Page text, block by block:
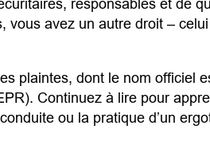
responsables et de
vous avez un autre droit –
plaintes, dont le nom officiel
Continuez à lire pour
ou la pratique d’un